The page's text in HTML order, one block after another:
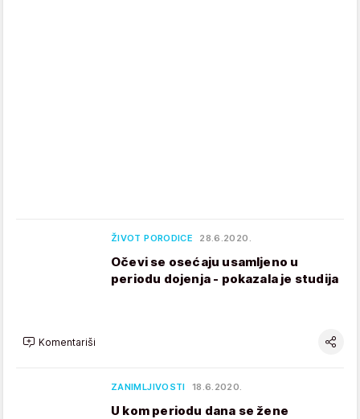
ŽIVOT PORODICE 28.6.2020.
Očevi se osećaju usamljeno u
periodu dojenja - pokazala je studija
Komentariši
ZANIMLJIVOSTI 18.6.2020.
U kom periodu dana se žene